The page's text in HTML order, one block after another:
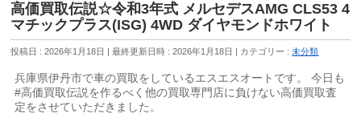
高価買取伝説☆令和3年式 メルセデスAMG CLS53 4
マチックプラス(ISG) 4WD ダイヤモンドホワイト
投稿日 : 2026年1月18日 最終更新日時 : 2026年1月18日 カテゴリー :未分類
兵庫県伊丹市で車の買取をしているエスエスオートです。 今日も
#高価買取伝説を作るべく他の買取専門店に負けない高価買取査
定をさせていただきました。